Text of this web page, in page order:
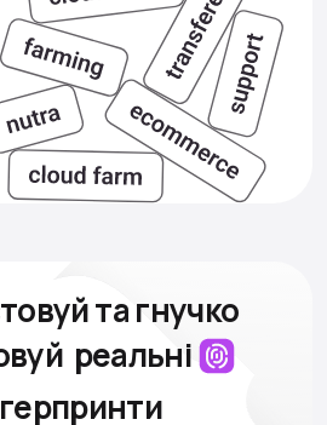
та гнучко
реальні